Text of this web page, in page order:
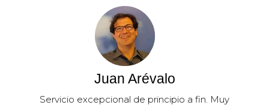
Juan Arévalo
Servicio excepcional de principio a fin. Muy